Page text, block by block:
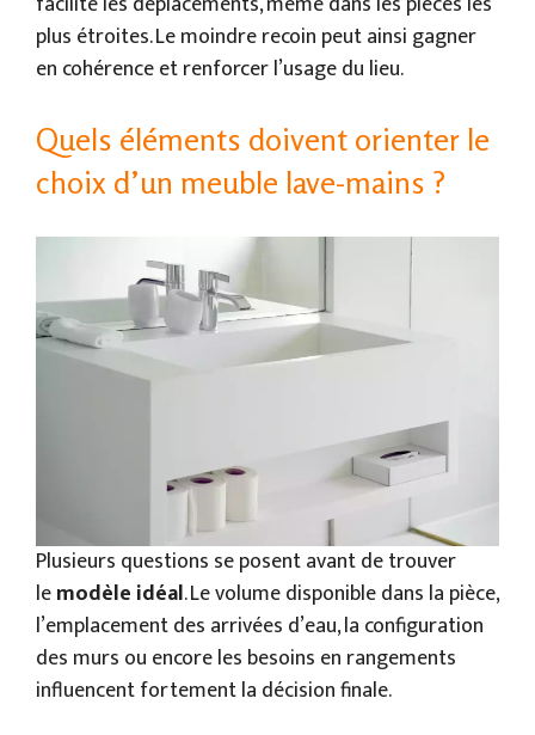
plus étroites. Le moindre recoin peut ainsi gagner
en cohérence et renforcer l’usage du lieu.
Quels éléments doivent orienter le
choix d’un meuble lave-mains ?
Plusieurs questions se posent avant de trouver
lemodèle idéal. Le volume disponible dans la pièce,
l’emplacement des arrivées d’eau, la configuration
des murs ou encore les besoins en rangements
influencent fortement la décision finale.